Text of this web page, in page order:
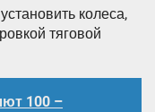
колеса,
тяговой
100 –